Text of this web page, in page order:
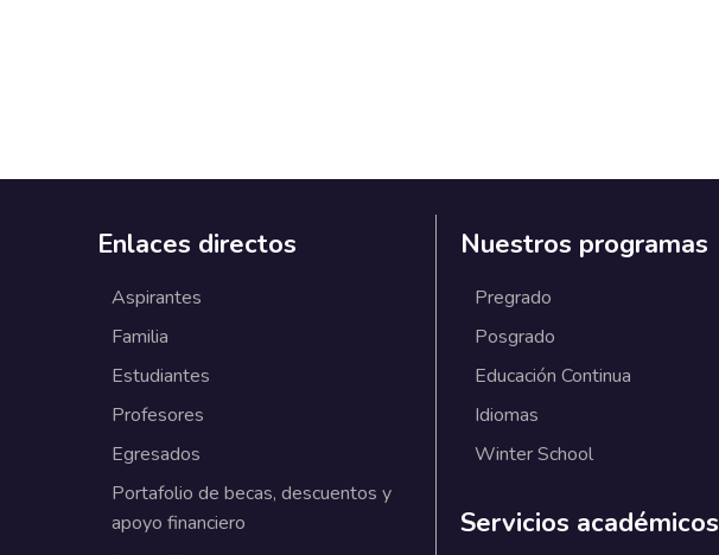
Enlaces directos
Aspirantes
Familia
Estudiantes
Profesores
Egresados
Portafolio de becas, descuentos y
apoyo financiero
Nuestros programas
Pregrado
Posgrado
Educación Continua
Idiomas
Winter School
Servicios académicos